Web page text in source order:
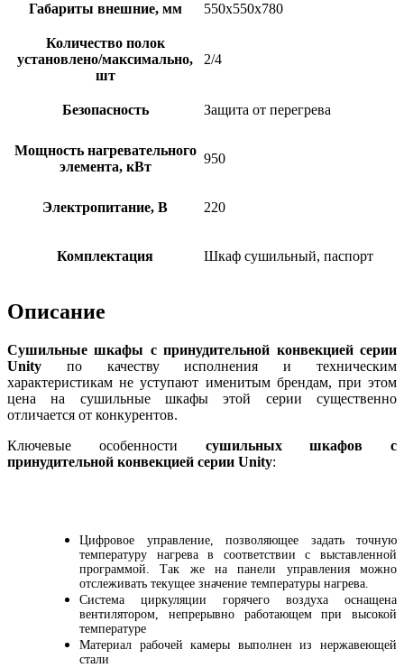
Габариты внешние, мм 550х550х780
Количество полок
установлено/максимально,
шт
2/4
Безопасность Защита от перегрева
Мощность нагревательного
элемента, кВт
950
Электропитание, В 220
Комплектация Шкаф сушильный, паспорт
Описание
Сушильные шкафы с принудительной конвекцией серии
Unity по качеству исполнения и техническим
характеристикам не уступают именитым брендам, при этом
цена на сушильные шкафы этой серии существенно
отличается от конкурентов.
Ключевые особенности сушильных шкафов с
принудительной конвекцией серии Unity:
Цифровое управление, позволяющее задать точную
температуру нагрева в соответствии с выставленной
программой. Так же на панели управления можно
отслеживать текущее значение температуры нагрева.
Система циркуляции горячего воздуха оснащена
вентилятором, непрерывно работающем при высокой
температуре
Материал рабочей камеры выполнен из нержавеющей
стали